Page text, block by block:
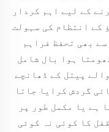
کے لیے اہم کردار
کے انتظام کی سہولت
بھی تحفظ فراہم
ہوا بال شامل
پیتل کے ڈھانچے
گردش کرایا جاتا
ہے یا مکمل طور پر
کا کوئی نہ کوئی